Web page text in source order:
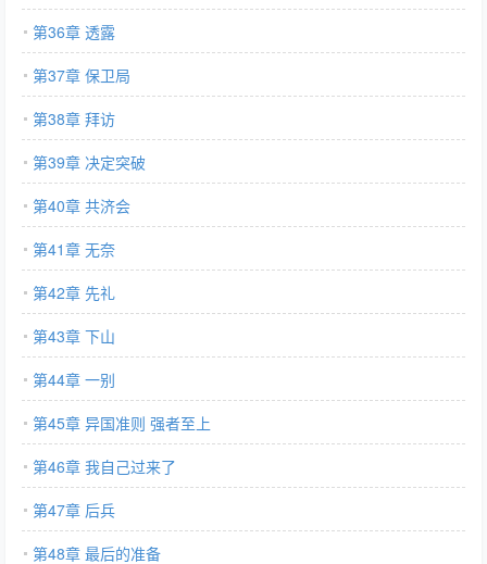
第36章 透露
第37章 保卫局
第38章 拜访
第39章 决定突破
第40章 共济会
第41章 无奈
第42章 先礼
第43章 下山
第44章 一别
第45章 异国准则 强者至上
第46章 我自己过来了
第47章 后兵
第48章 最后的准备